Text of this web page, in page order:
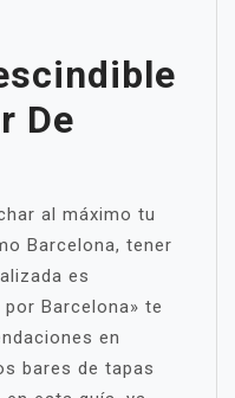
De
al máximo tu
Barcelona, tener
es
Barcelona» te
en
bares de tapas